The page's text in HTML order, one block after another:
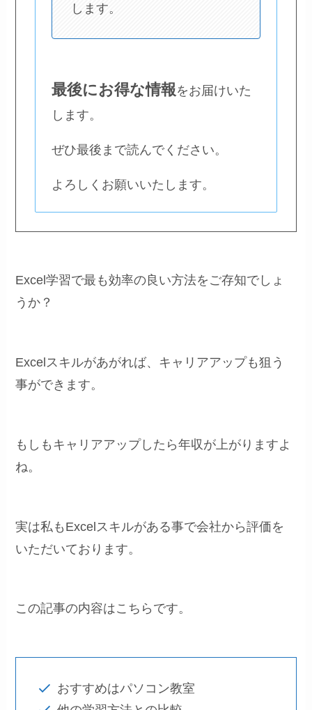
します。
最後にお得な情報をお届けいた
します。
ぜひ最後まで読んでください。
よろしくお願いいたします。
Excel学習で最も効率の良い方法をご存知でしょ
うか？
Excelスキルがあがれば、キャリアアップも狙う
事ができます。
もしもキャリアアップしたら年収が上がりますよ
ね。
実は私もExcelスキルがある事で会社から評価を
いただいております。
この記事の内容はこちらです。
おすすめはパソコン教室